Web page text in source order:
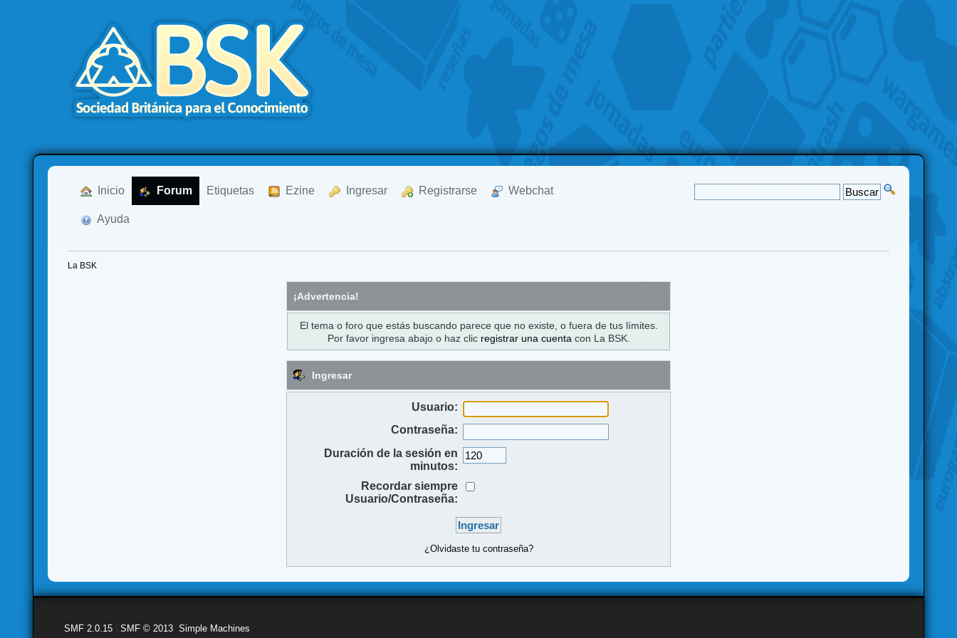
Inicio Forum Etiquetas Ezine Ingresar Registrarse Webchat
Ayuda
La BSK
¡Advertencia!
El tema o foro que estás buscando parece que no existe, o fuera de tus límites.
Por favor ingresa abajo o haz clic registrar una cuenta con La BSK.
Ingresar
Usuario:
Contraseña:
Duración de la sesión en
minutos:
Recordar siempre
Usuario/Contraseña:
¿Olvidaste tu contraseña?
SMF 2.0.15 |SMF © 2013 ,Simple Machines